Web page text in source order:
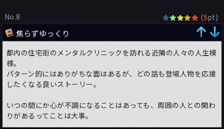
No.8 (5pt)
焦らずゆっくり
都内の住宅街のメンタルクリニックを訪れる近隣の人々の人生模
様。
パターン的にはありがちな面はあるが、どの話も登場人物を応援
したくなる良いストーリー。
いつの間にか心が不調になることはあっても、周囲の人との関わ
りがあるってことは大事。